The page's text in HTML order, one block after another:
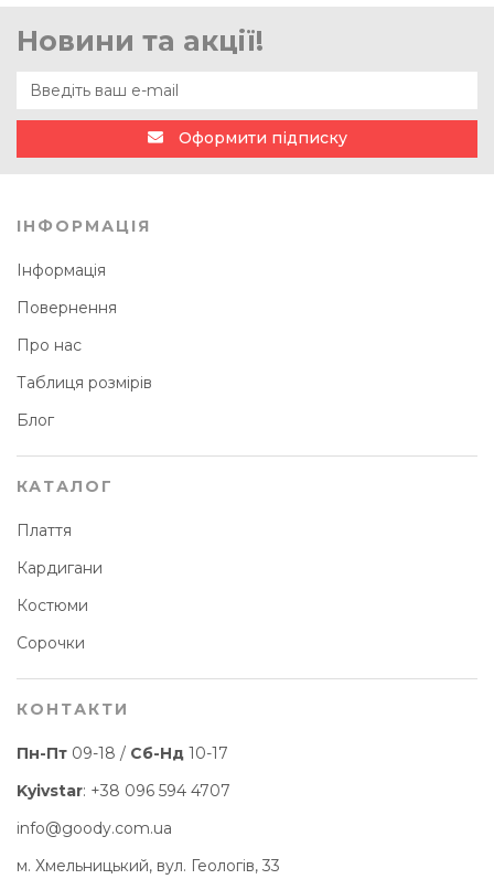
Новини та акції!
Оформити підписку
ІНФОРМАЦІЯ
Інформація
Повернення
Про нас
Таблиця розмірів
Блог
КАТАЛОГ
Плаття
Кардигани
Костюми
Сорочки
КОНТАКТИ
Пн-Пт 09-18 / Сб-Нд 10-17
Kyivstar: +38 096 594 4707
info@goody.com.ua
м. Хмельницький, вул. Геологів, 33